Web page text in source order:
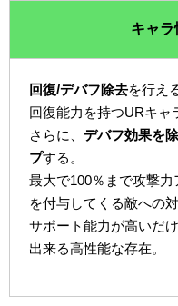
キャ
回復/デバフ除去を行え
回復能力を持つURキャ
さらに、デバフ効果を
プする。
最大で100％まで攻撃
を付与してくる敵への
サポート能力が高いだ
出来る高性能な存在。